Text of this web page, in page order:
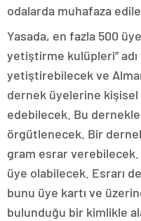
odalarda muhafaza
Yasada, en fazla 500
yetiştirme kulüpleri”
yetiştirebilecek ve
dernek üyelerine
edebilecek. Bu
örgütlenecek. Bir
gram esrar
üye olabilecek. Esrarı
bunu üye kartı ve
bulunduğu bir kimlikle